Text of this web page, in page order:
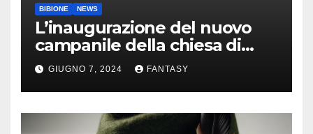
BIBIONE NEWS
L’inaugurazione del nuovo
campanile della chiesa di
Santa Maria Assunta di
Bibione
GIUGNO 7, 2024 FANTASY